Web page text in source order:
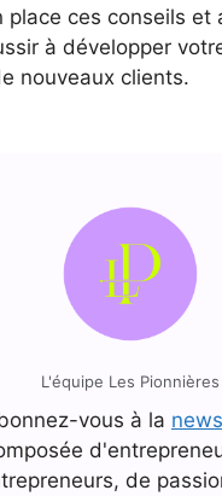
place ces conseils et
à développer
nouveaux clients.
L'équipe Les Pionnières
vous à la
de